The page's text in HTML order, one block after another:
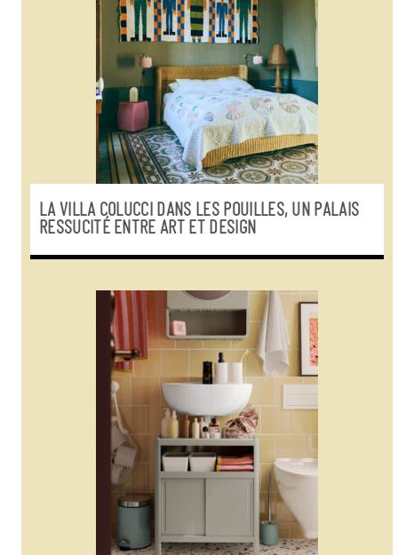
LA VILLA COLUCCI DANS LES POUILLES, UN PALAIS
RESSUCITÉ ENTRE ART ET DESIGN